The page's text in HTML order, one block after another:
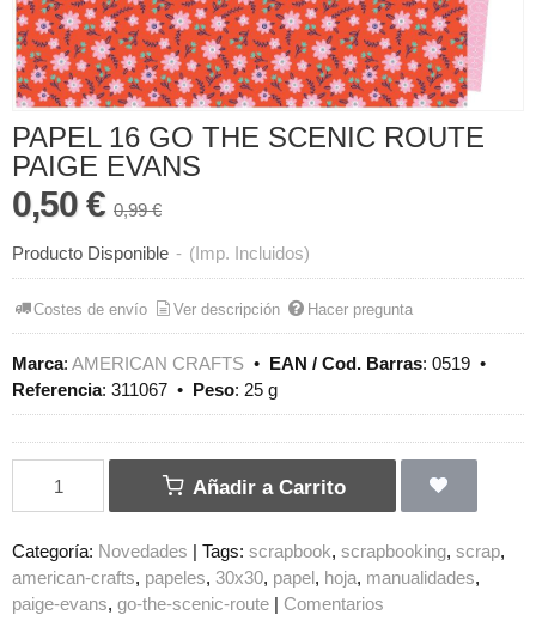
PAPEL 16 GO THE SCENIC ROUTE
PAIGE EVANS
0,50 € 0,99 €
Producto Disponible - (Imp. Incluidos)
Costes de envío Ver descripción Hacer pregunta
Marca: AMERICAN CRAFTS • EAN / Cod. Barras: 0519 •
Referencia: 311067 • Peso: 25 g
Añadir a Carrito
Categoría: Novedades Tags: scrapbook scrapbooking scrap
american-crafts papeles 30x30 papel hoja manualidades
paige-evans go-the-scenic-route Comentarios